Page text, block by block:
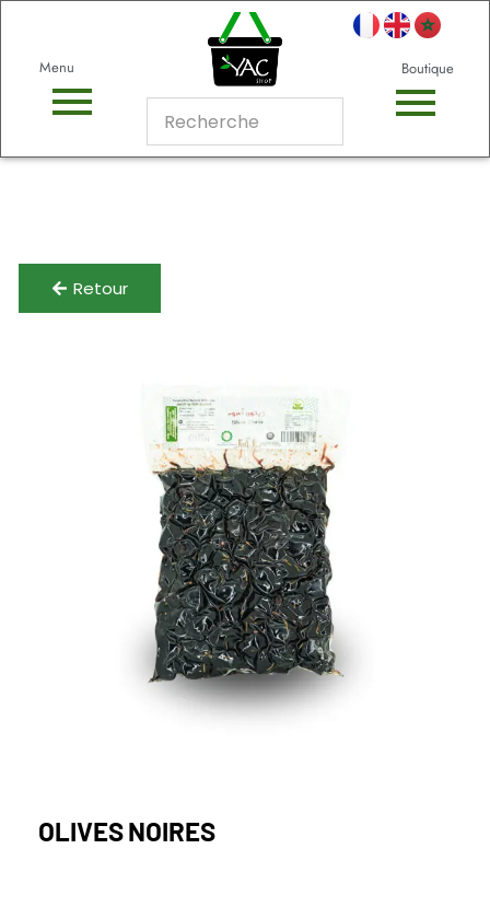
Menu Boutique
Retour
OLIVES NOIRES